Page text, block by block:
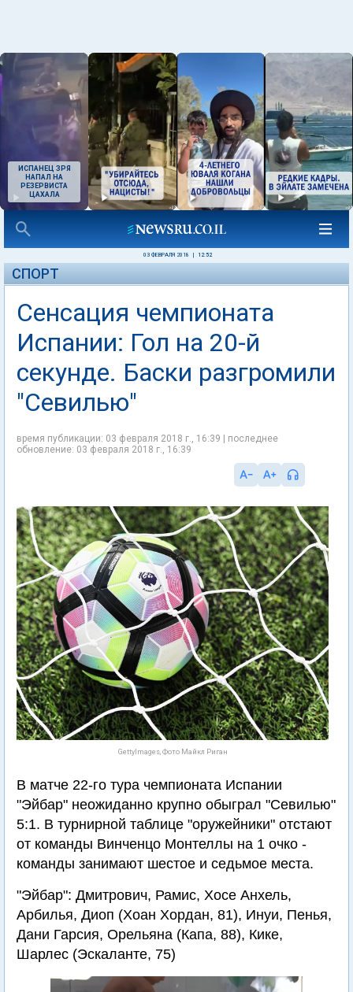
ИСПАНЕЦ ЗРЯ
НАПАЛ НА
РЕЗЕРВИСТА
ЦАХАЛА
03 ФЕВРАЛЯ 2018 12:52
СПОРТ
Сенсация чемпионата
Испании: Гол на 20-й
секунде. Баски разгромили
"Севилью"
время публикации: 03 февраля 2018 г., 16:39 | последнее
обновление: 03 февраля 2018 г., 16:39
GettyImages, Фото Майкл Риган
В матче 22-го тура чемпионата Испании
"Эйбар" неожиданно крупно обыграл "Севилью"
5:1. В турнирной таблице "оружейники" отстают
от команды Винченцо Монтеллы на 1 очко -
команды занимают шестое и седьмое места.
"Эйбар": Дмитрович, Рамис, Хосе Анхель,
Арбилья, Диоп (Хоан Хордан, 81), Инуи, Пенья,
Дани Гарсия, Орельяна (Капа, 88), Кике,
Шарлес (Эскаланте, 75)